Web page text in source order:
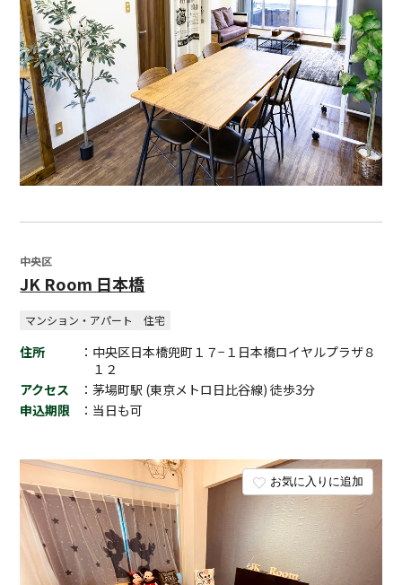
お気に入りに追加
中央区
JK Room 日本橋
マンション・アパート 住宅
住所
：中央区日本橋兜町１７−１日本橋ロイヤルプラザ８
１２
アクセス
：茅場町駅 (東京メトロ日比谷線) 徒歩3分
申込期限
：当日も可